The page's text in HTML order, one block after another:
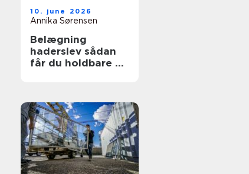
10. june 2026
Annika Sørensen
Belægning
haderslev sådan
får du holdbare og